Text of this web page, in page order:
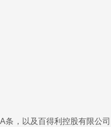
，以及百得利控股有限公